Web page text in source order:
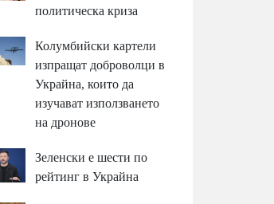
политическа криза
Колумбийски картели
изпращат доброволци в
Украйна, които да
изучават използването
на дронове
Зеленски е шести по
рейтинг в Украйна